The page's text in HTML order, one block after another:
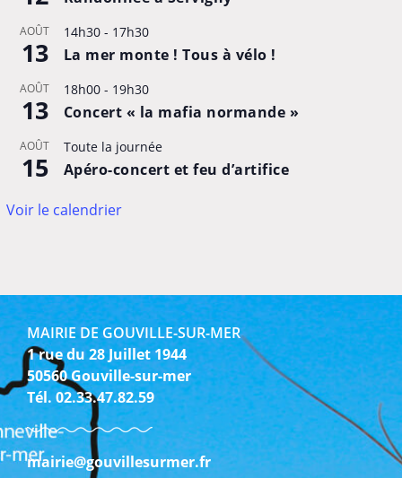
AOÛT
13
14h30- 17h30
La mer monte ! Tous à vélo !
AOÛT
13
18h00- 19h30
Concert « la mafia normande »
AOÛT
15
Toute la journée
Apéro-concert et feu d’artifice
Voir le calendrier
MAIRIE DE GOUVILLE-SUR-MER
1 rue du 28 Juillet 1944
50560 Gouville-sur-mer
Tél. 02.33.47.82.59
mairie@gouvillesurmer.fr